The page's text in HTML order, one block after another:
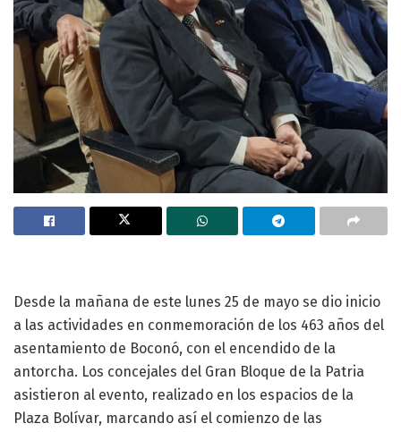
Desde la mañana de este lunes 25 de mayo se dio inicio
a las actividades en conmemoración de los 463 años del
asentamiento de Boconó, con el encendido de la
antorcha. Los concejales del Gran Bloque de la Patria
asistieron al evento, realizado en los espacios de la
Plaza Bolívar, marcando así el comienzo de las